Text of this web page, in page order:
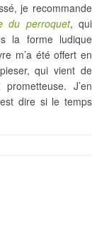
je recommande
du perroquet, qui
la forme ludique
m’a été offert en
qui vient de
J’en
dire si le temps